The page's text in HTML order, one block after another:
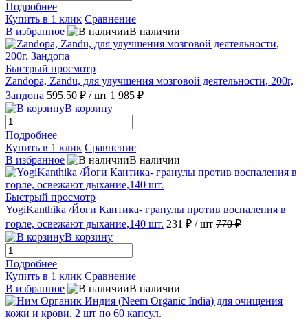
Подробнее
Купить в 1 клик Сравнение
В избранное
В наличии
Быстрый просмотр
Zandopa, Zandu, для улучшения мозговой деятельности, 200г,
Зандопа 595.50 ₽ / шт 1 985 ₽
В корзину
Подробнее
Купить в 1 клик Сравнение
В избранное
В наличии
Быстрый просмотр
YogiKanthika /Йоги Кантика- гранулы против воспаления в
горле, освежают дыхание,140 шт. 231 ₽ / шт 770 ₽
В корзину
Подробнее
Купить в 1 клик Сравнение
В избранное
В наличии